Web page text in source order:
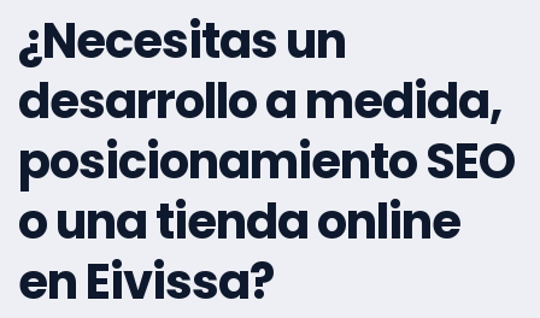
¿Necesitas un
desarrollo a medida,
posicionamiento SEO
o una tienda online
en Eivissa?